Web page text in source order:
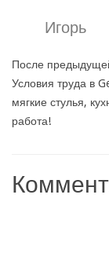
Игорь
После
Условия труда в
мягкие стулья,
работа!